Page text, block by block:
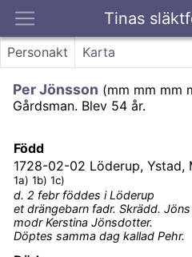
Tinas
Kontakt
Personakt Karta
Per Jönsson (mm mm mm
Gårdsman. Blev 54 år.
Född
1728-02-02 Löderup, Ystad,
1a) 1b) 1c)
d. 2 febr föddes i Löderup
et drängebarn fadr. Skrädd.
modr Kerstina Jönsdotter.
Döptes samma dag kallad Pehr.